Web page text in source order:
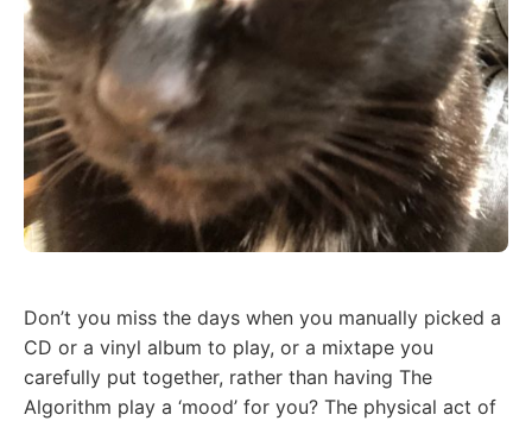
Don’t you miss the days when you manually picked a
CD or a vinyl album to play, or a mixtape you
carefully put together, rather than having The
Algorithm play a ‘mood’ for you? The physical act of